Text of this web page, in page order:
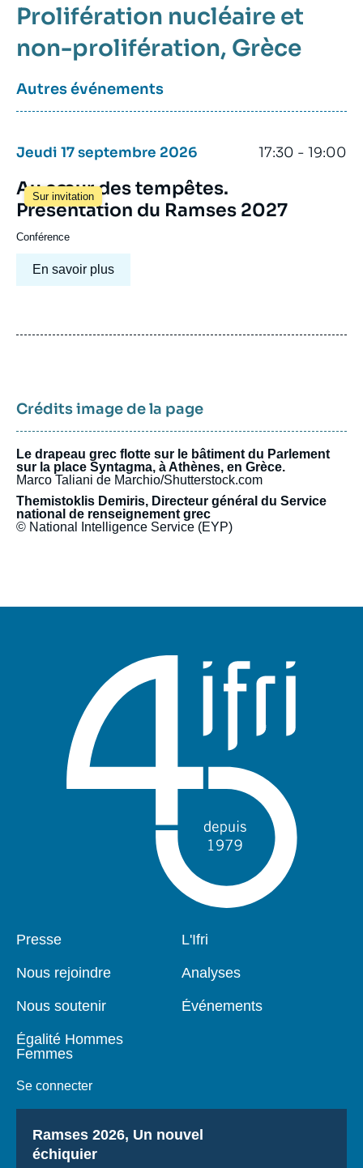
Prolifération nucléaire et
non-prolifération Grèce
Autres événements
Jeudi 17 septembre 2026 17:30 - 19:00
Sur invitation
Au cœur des tempêtes.
Présentation du Ramses 2027
Conférence
En savoir plus
Crédits image de la page
Le drapeau grec flotte sur le bâtiment du Parlement
sur la place Syntagma, à Athènes, en Grèce.
Marco Taliani de Marchio/Shutterstock.com
Themistoklis Demiris, Directeur général du Service
national de renseignement grec
© National Intelligence Service (EYP)
Pied
Presse
Nous rejoindre
Nous soutenir
Égalité Hommes
Femmes
Se connecter
Navigation
L'Ifri
Analyses
Événements
Titre
Ramses 2026, Un nouvel
échiquier